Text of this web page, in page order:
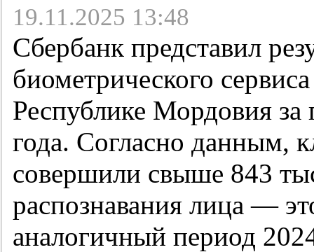
19.11.2025 13:48
Сбербанк представил
биометрического
Республике Мордовия за
года. Согласно данным,
совершили свыше 843
распознавания лица —
аналогичный период